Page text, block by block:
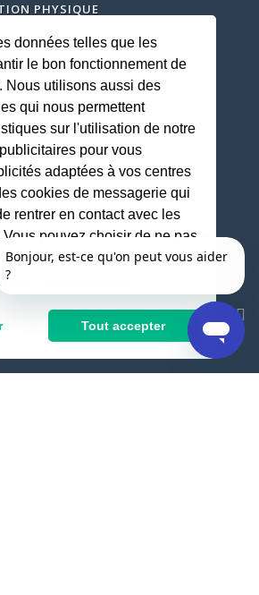
PHYSIQUE
: COURS PARTICULIER ET
MÉDITATION
MUSCULAIRE
données telles que les
le bon fonctionnement de
Nous utilisons aussi des
qui nous permettent
sur l'utilisation de notre
pour vous
adaptées à vos centres
cookies de messagerie qui
rentrer en contact avec les
pouvez choisir de ne pas
non indispensables au
site.
Tout accepter